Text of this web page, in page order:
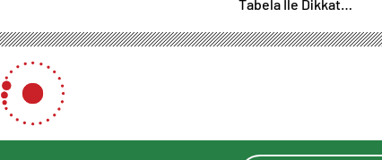
Çekici Duyurular
Yapın
adliyede: İfade verecek
Cebeci yeniden adliyeye getirildi.